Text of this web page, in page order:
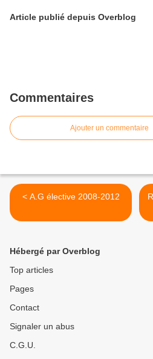
Article publié depuis Overblog
Commentaires
Ajouter un commentaire
< A.G élective 2008-2012
Hébergé par Overblog
Top articles
Pages
Contact
Signaler un abus
C.G.U.